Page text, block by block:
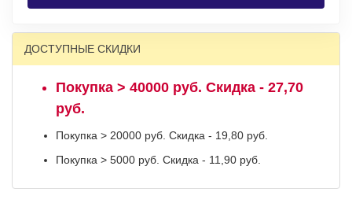
ДОСТУПНЫЕ СКИДКИ
Покупка > 40000 руб. Скидка - 27,70
руб.
Покупка > 20000 руб. Скидка - 19,80 руб.
Покупка > 5000 руб. Скидка - 11,90 руб.